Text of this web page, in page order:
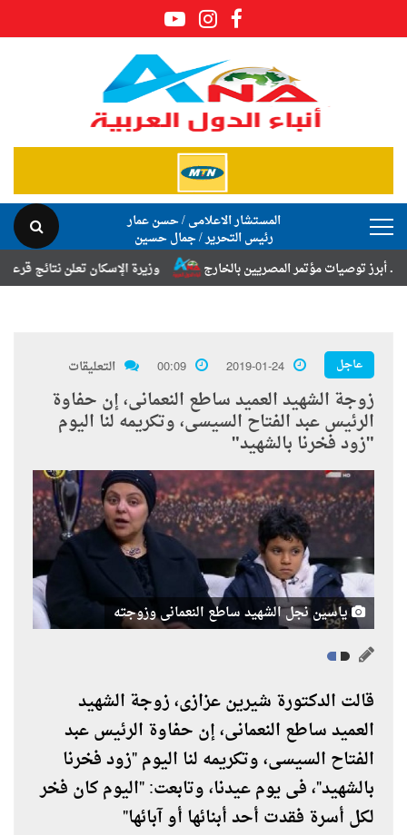
المستشار الاعلامى / حسن عمار
رئيس التحرير / جمال حسين
وزيرة الإسكان تعلن نتائج قرعة تخصيص
مؤتمر المصريين بالخارج
عاجل 2019-01-24
00:09 التعليقات
زوجة الشهيد العميد ساطع النعمانى، إن حفاوة
الرئيس عبد الفتاح السيسى، وتكريمه لنا اليوم
"زود فخرنا بالشهيد"
ياسين نجل الشهيد ساطع النعمانى وزوجته
قالت الدكتورة شيرين عزازى، زوجة الشهيد
العميد ساطع النعمانى، إن حفاوة الرئيس عبد
الفتاح السيسى، وتكريمه لنا اليوم "زود فخرنا
بالشهيد"، فى يوم عيدنا، وتابعت: "اليوم كان فخر
لكل أسرة فقدت أحد أبنائها أو آبائها"